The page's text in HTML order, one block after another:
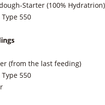
Starter (100% Hydratrion)
550
(from the last feeding)
550